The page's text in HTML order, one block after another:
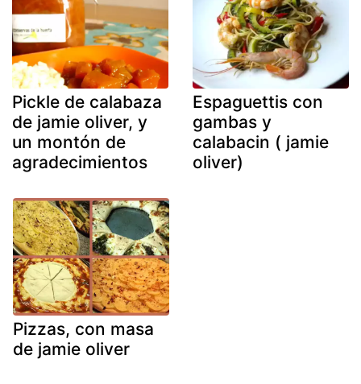
Pickle de calabaza
de jamie oliver, y
un montón de
agradecimientos
Espaguettis con
gambas y
calabacin ( jamie
oliver)
Pizzas, con masa
de jamie oliver